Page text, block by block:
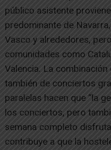
público asistente
predominante de
Vasco y alrededores,
comunidades como
Valencia. La
también de conciertos
paralelas hacen que “la
los conciertos, pero
semana completo
contribuye a que la